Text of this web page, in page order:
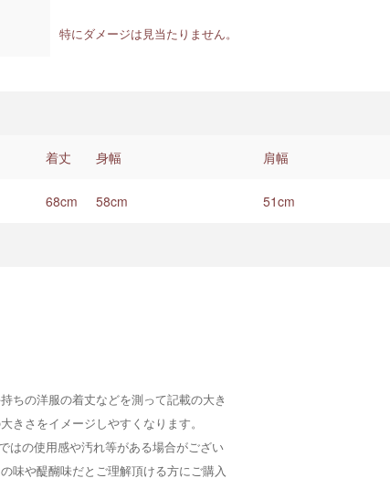
特にダメージは見当たりません。
着丈 身幅 肩幅
68cm 58cm 51cm
ちの洋服の着丈などを測って記載の大き
きさをイメージしやすくなります。
はの使用感や汚れ等がある場合がござい
味や醍醐味だとご理解頂ける方にご購入